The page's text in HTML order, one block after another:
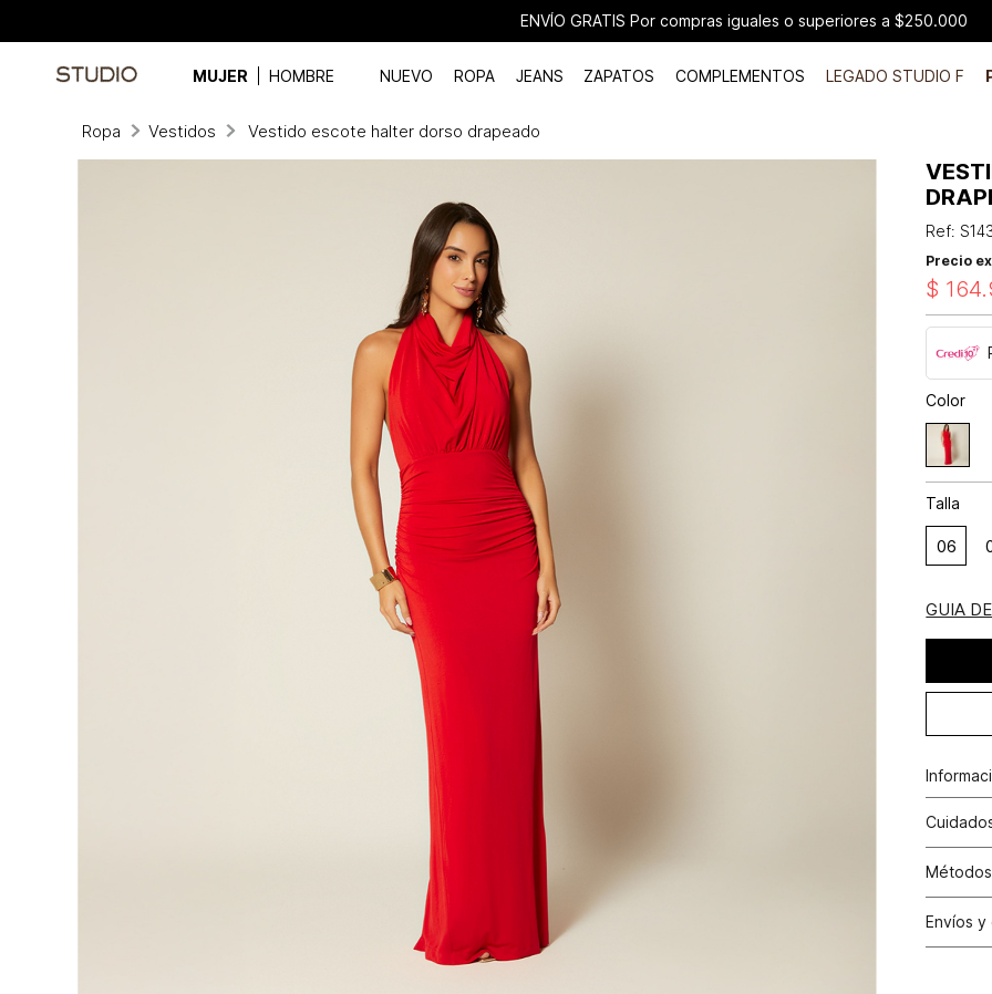
ENVÍO GRATIS Por compras iguales o superiores a $250.000
MUJER HOMBRE NUEVO ROPA JEANS ZAPATOS COMPLEMENTOS LEGADO STUDIO F
Ropa Vestidos Vestido escote halter dorso drapeado
Ref:
Precio
$ 164.
Color
Talla
06
GUIA
acetato
Lavado
la
Tarjetas
Envíos